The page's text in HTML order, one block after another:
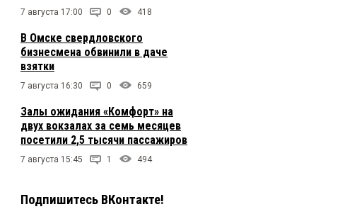
7 августа 17:00 0 418
В Омске свердловского
бизнесмена обвинили в даче
взятки
7 августа 16:30 0 659
Залы ожидания «Комфорт» на
двух вокзалах за семь месяцев
посетили 2,5 тысячи пассажиров
7 августа 15:45 1 494
Подпишитесь ВКонтакте!